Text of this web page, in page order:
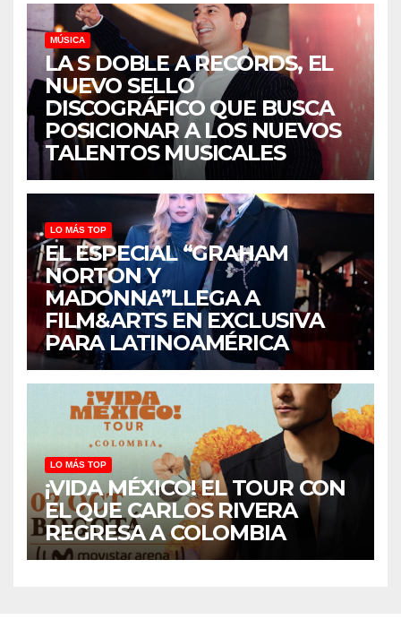
MÚSICA
LA S DOBLE A RECORDS, EL
NUEVO SELLO
DISCOGRÁFICO QUE BUSCA
POSICIONAR A LOS NUEVOS
TALENTOS MUSICALES
LO MÁS TOP
EL ESPECIAL “GRAHAM
NORTON Y
MADONNA”LLEGA A
FILM&ARTS EN EXCLUSIVA
PARA LATINOAMÉRICA
LO MÁS TOP
¡VIDA MÉXICO! EL TOUR CON
EL QUE CARLOS RIVERA
REGRESA A COLOMBIA